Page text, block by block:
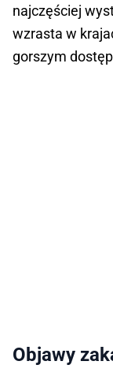
najczęściej
wzrasta w
gorszym
Objawy